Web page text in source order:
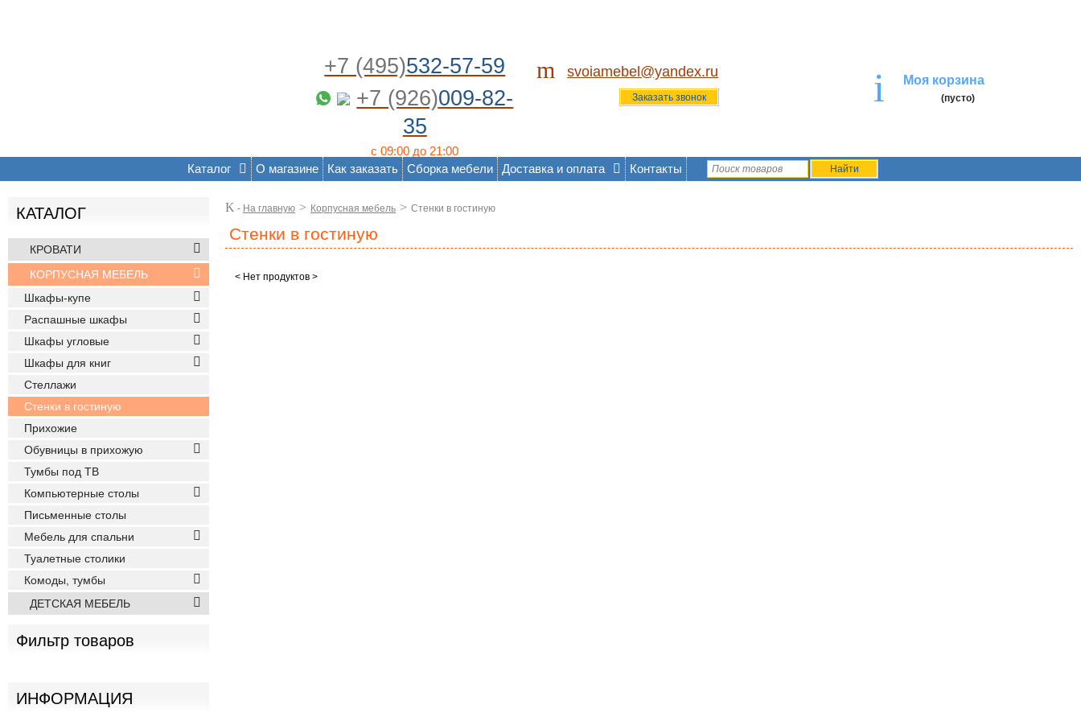
+7 (495)532-57-59
+7 (926)009-82-
35
с 09:00 до 21:00
m svoiamebel@yandex.ru
Заказать звонок i Моя корзина
(пусто)
Каталог О магазине Как заказать Сборка мебели Доставка и оплата Контакты
КАТАЛОГ
КРОВАТИ
КОРПУСНАЯ МЕБЕЛЬ
Шкафы-купе
Распашные шкафы
Шкафы угловые
Шкафы для книг
Стеллажи
Стенки в гостиную
Прихожие
Обувницы в прихожую
Тумбы под ТВ
Компьютерные столы
Письменные столы
Мебель для спальни
Туалетные столики
Комоды, тумбы
ДЕТСКАЯ МЕБЕЛЬ
Фильтр товаров
ИНФОРМАЦИЯ
K - На главную > Корпусная мебель > Стенки в гостиную
Стенки в гостиную
< Нет продуктов >